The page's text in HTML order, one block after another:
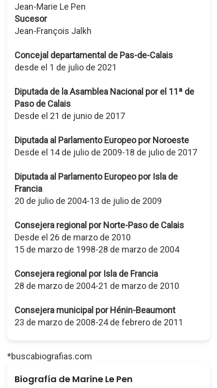
Jean-Marie Le Pen
Sucesor
Jean-François Jalkh
Concejal departamental de Pas-de-Calais
desde el 1 de julio de 2021
Diputada de la Asamblea Nacional por el 11ª de
Paso de Calais
Desde el 21 de junio de 2017
Diputada al Parlamento Europeo por Noroeste
Desde el 14 de julio de 2009-18 de julio de 2017
Diputada al Parlamento Europeo por Isla de
Francia
20 de julio de 2004-13 de julio de 2009
Consejera regional por Norte-Paso de Calais
Desde el 26 de marzo de 2010
15 de marzo de 1998-28 de marzo de 2004
Consejera regional por Isla de Francia
28 de marzo de 2004-21 de marzo de 2010
Consejera municipal por Hénin-Beaumont
23 de marzo de 2008-24 de febrero de 2011
*buscabiografias.com
Biografía de Marine Le Pen